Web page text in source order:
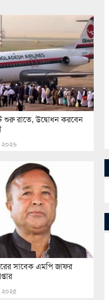
শুরু রাতে, উদ্বোধন করবেন
২০২৬
সাবেক এমপি জাফর
২০২৫